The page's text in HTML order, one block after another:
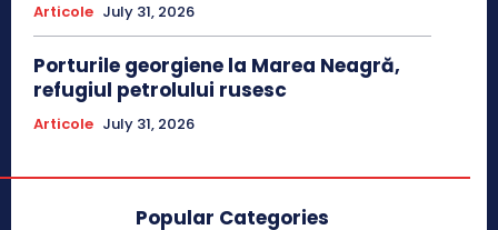
Articole July 31, 2026
Porturile georgiene la Marea Neagră,
refugiul petrolului rusesc
Articole July 31, 2026
Popular Categories